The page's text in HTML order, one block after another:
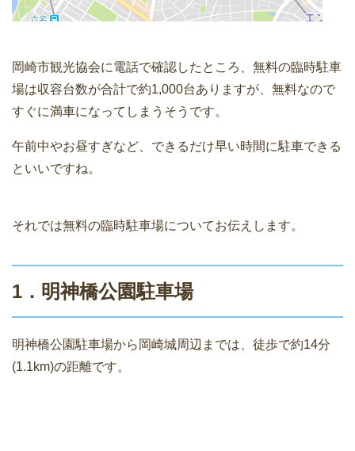
岡崎市観光協会に電話で確認したところ、無料の臨時駐車
場は収容台数が合計で約1,000台ありますが、無料なので
すぐに満車になってしまうそうです。
午前中やお昼すぎなど、できるだけ早い時間に駐車できる
といいですね。
それでは無料の臨時駐車場についてお伝えします。
1．明神橋公園駐車場
明神橋公園駐車場から岡崎城周辺までは、徒歩で約14分
(1.1km)の距離です。